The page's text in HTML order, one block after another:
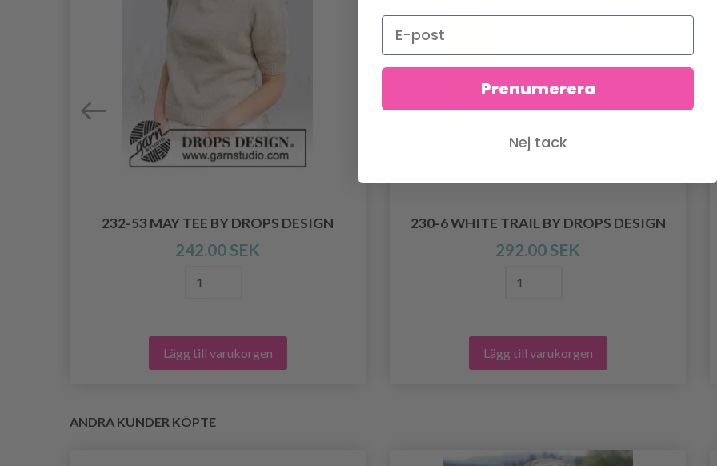
232-53 MAY TEE BY DROPS DESIGN
242.00 SEK
Lägg till varukorgen
230-6 WHITE TRAIL BY DROPS DESIGN
292.00 SEK
Lägg till varukorgen
ANDRA KUNDER KÖPTE
Prenumerera
Nej tack